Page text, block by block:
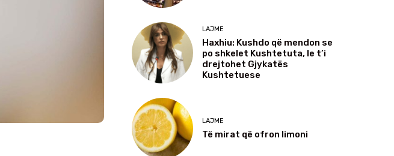
LAJME
Haxhiu: Kushdo që mendon se
po shkelet Kushtetuta, le t’i
drejtohet Gjykatës
Kushtetuese
LAJME
Të mirat që ofron limoni